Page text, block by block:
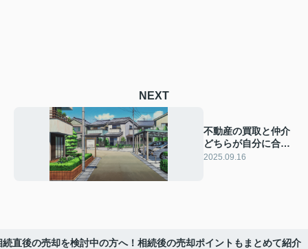
NEXT
不動産の買取と仲介
どちらが自分に合う
選び方？特徴や判断
2025.09.16
直後の売却を検討中の方へ！相続後の売却ポイントもまとめて紹介